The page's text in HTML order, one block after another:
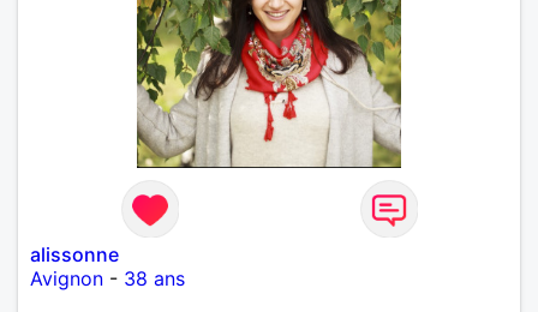
alissonne
Avignon - 38 ans